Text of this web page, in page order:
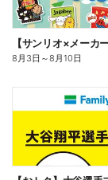
8月3日 ～8月10日